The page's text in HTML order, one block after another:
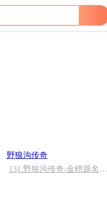
野狼沟传奇
131.野狼沟传奇-金榜题名后